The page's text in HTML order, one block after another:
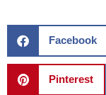
Facebook
Pinterest